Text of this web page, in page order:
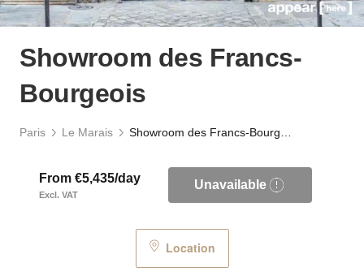
Showroom des Francs-
Bourgeois
Paris Le Marais
From €5,435/day
Excl. VAT
Unavailable
Location